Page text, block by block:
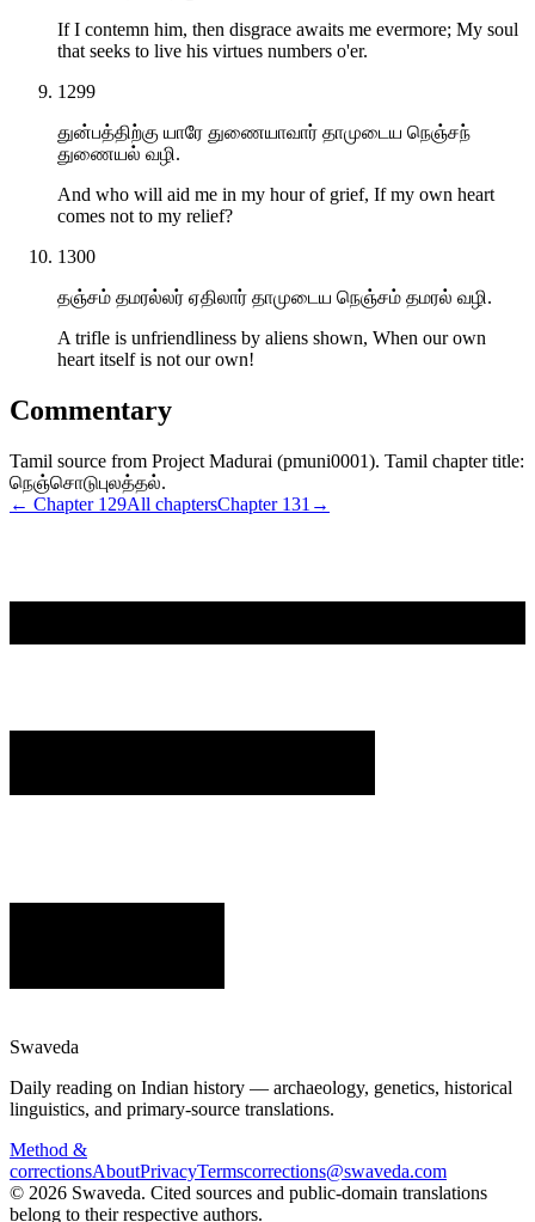
If I contemn him, then disgrace awaits me evermore; My soul
that seeks to live his virtues numbers o'er.
1299
துன்பத்திற்கு யாரே துணையாவார் தாமுடைய நெஞ்சந்
துணையல் வழி.
And who will aid me in my hour of grief, If my own heart
comes not to my relief?
1300
தஞ்சம் தமரல்லர் ஏதிலார் தாமுடைய நெஞ்சம் தமரல் வழி.
A trifle is unfriendliness by aliens shown, When our own
heart itself is not our own!
Commentary
Tamil source from Project Madurai (pmuni0001). Tamil chapter title:
நெஞ்சொடுபுலத்தல்.
← Chapter 129All chaptersChapter 131 →
Swaveda
Daily reading on Indian history — archaeology, genetics, historical
linguistics, and primary-source translations.
Method &
correctionsAboutPrivacyTermscorrections@swaveda.com
© 2026 Swaveda. Cited sources and public-domain translations
belong to their respective authors.